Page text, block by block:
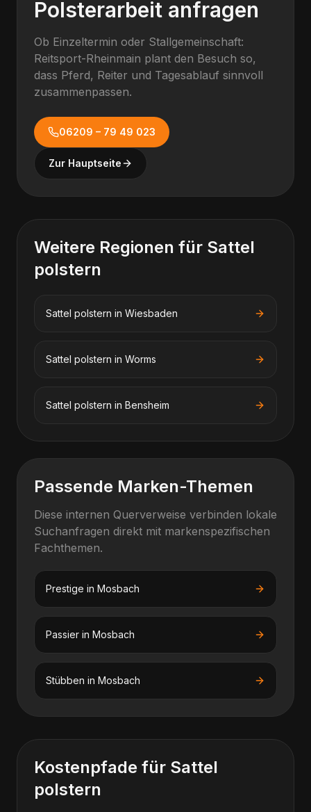
Polsterarbeit anfragen
Ob Einzeltermin oder Stallgemeinschaft:
Reitsport-Rheinmain plant den Besuch so,
dass Pferd, Reiter und Tagesablauf sinnvoll
zusammenpassen.
06209 – 79 49 023
Zur Hauptseite
Weitere Regionen für Sattel
polstern
Sattel polstern in Wiesbaden
Sattel polstern in Worms
Sattel polstern in Bensheim
Passende Marken-Themen
Diese internen Querverweise verbinden lokale
Suchanfragen direkt mit markenspezifischen
Fachthemen.
Prestige in Mosbach
Passier in Mosbach
Stübben in Mosbach
Kostenpfade für Sattel
polstern